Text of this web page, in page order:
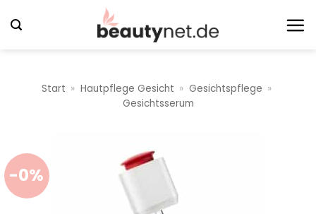
Inhalt
Start » Hautpflege Gesicht » Gesichtspflege »
Gesichtsserum
-0%